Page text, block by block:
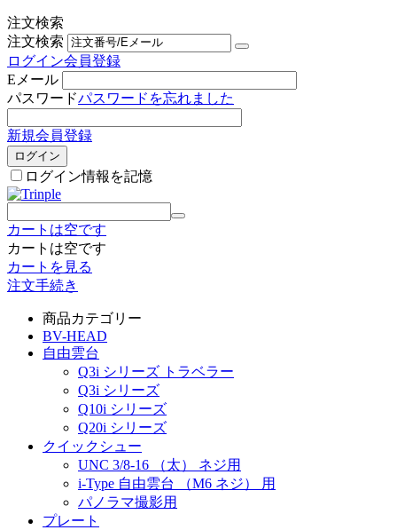
注文検索
注文検索
ログイン会員登録
Eメール
パスワードパスワードを忘れました
新規会員登録
ログイン
ログイン情報を記憶
カートは空です
カートは空です
カートを見る
注文手続き
商品カテゴリー
BV-HEAD
自由雲台
Q3i シリーズ トラベラー
Q3i シリーズ
Q10i シリーズ
Q20i シリーズ
クイックシュー
UNC 3/8-16 （太） ネジ用
i-Type 自由雲台 （M6 ネジ） 用
パノラマ撮影用
プレート